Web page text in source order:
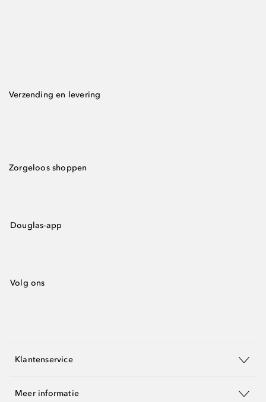
Verzending en levering
Zorgeloos shoppen
Douglas-app
Volg ons
Klantenservice
Meer informatie